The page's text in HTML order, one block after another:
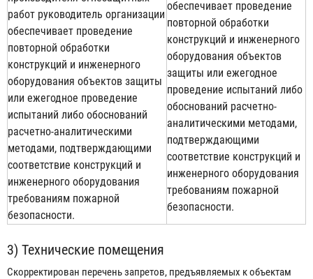
работ руководитель организации
обеспечивает проведение
повторной обработки
конструкций и инженерного
оборудования объектов защиты
или ежегодное проведение
испытаний либо обоснований
расчетно-аналитическими
методами, подтверждающими
соответствие конструкций и
инженерного оборудования
требованиям пожарной
безопасности.
обеспечивает проведение
повторной обработки
конструкций и инженерного
оборудования объектов
защиты или ежегодное
проведение испытаний либо
обоснований расчетно-
аналитическими методами,
подтверждающими
соответствие конструкций и
инженерного оборудования
требованиям пожарной
безопасности.
3) Технические помещения
Скорректирован перечень запретов, предъявляемых к объектам